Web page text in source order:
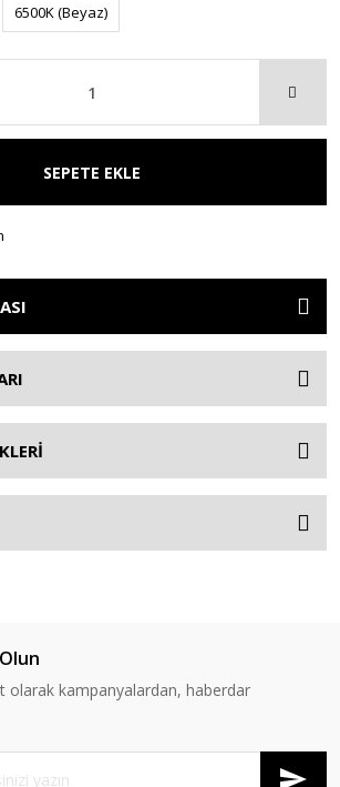
6500K (Beyaz)
SEPETE EKLE
olarak kampanyalardan, haberdar